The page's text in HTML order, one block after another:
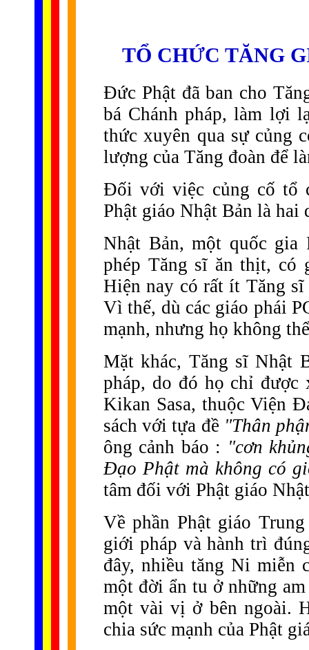
TỔ CHỨC TĂNG
Đức Phật đã ban cho
bá Chánh pháp, làm lợi
thức xuyên qua sự củng
lượng của Tăng đoàn để
Đối với việc củng cố tổ
Phật giáo Nhật Bản là hai
Nhật Bản, một quốc gia
phép Tăng sĩ ăn thịt, có
Hiện nay có rất ít Tăng sĩ
Vì thế, dù các giáo phái
mạnh, nhưng họ không
Mặt khác, Tăng sĩ Nhật
pháp, do đó họ chỉ được
Kikan Sasa, thuộc Viện
sách với tựa đề "Thân
ông cảnh báo : "cơn
Đạo Phật mà không có
tâm đối với Phật giáo
Về phần Phật giáo
giới pháp và hành trì
đây, nhiều tăng Ni miễn
một đời ẩn tu ở những
một vài vị ở bên ngoài.
chia sức mạnh của Phật